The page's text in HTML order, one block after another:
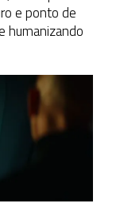
e ponto de
humanizando